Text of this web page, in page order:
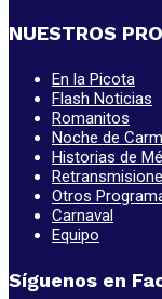
NUESTROS
En la Picota
Flash Noticias
Romanitos
Noche de
Historias de
Otros
Carnaval
Equipo
Síguenos en